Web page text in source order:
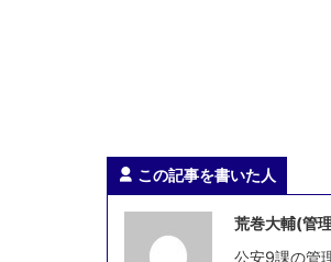
この記事を書いた人
荒巻大輔(管
公安9課の管